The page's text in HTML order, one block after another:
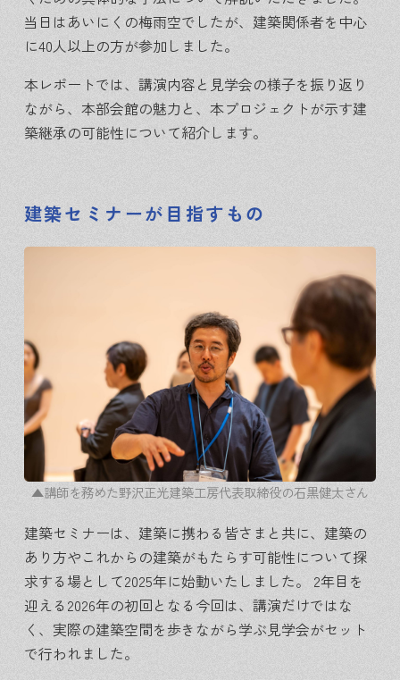
当日はあいにくの梅雨空でしたが、建築関係者を中心
に40人以上の方が参加しました。
本レポートでは、講演内容と見学会の様子を振り返り
ながら、本部会館の魅力と、本プロジェクトが示す建
築継承の可能性について紹介します。
建築セミナーが目指すもの
▲講師を務めた野沢正光建築工房代表取締役の石黒健太さん
建築セミナーは、建築に携わる皆さまと共に、建築の
あり方やこれからの建築がもたらす可能性について探
求する場として2025年に始動いたしました。 2年目を
迎える2026年の初回となる今回は、講演だけではな
く、実際の建築空間を歩きながら学ぶ見学会がセット
で行われました。